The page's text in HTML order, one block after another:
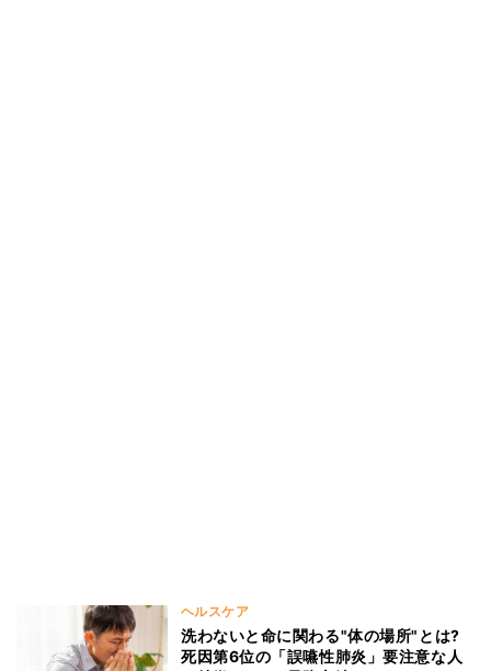
ヘルスケア
洗わないと命に関わる"体の場所"とは?
死因第6位の「誤嚥性肺炎」要注意な人